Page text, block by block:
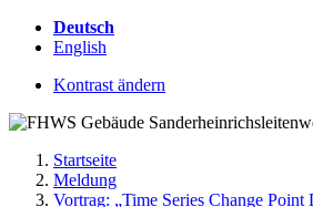
Deutsch
English
Kontrast ändern
Startseite
Meldung
Vortrag: „Time Series Change